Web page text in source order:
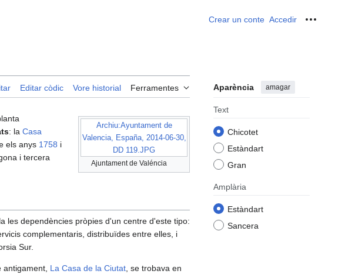
Crear un conte Accedir
Editar còdic Vore historial Ferramentes Aparència amagar
Text
Chicotet
Estàndart
Gran
Amplària
Estàndart
Sancera
Archiu:Ayuntament de
Valencia, España, 2014-06-30,
DD 119.JPG
Ajuntament de Valéncia
: la Casa
els anys 1758 i
i tercera
les dependències pròpies d'un centre d'este tipo:
complementaris, distribuïdes entre elles, i
Sur.
La Casa de la Ciutat , se trobava en